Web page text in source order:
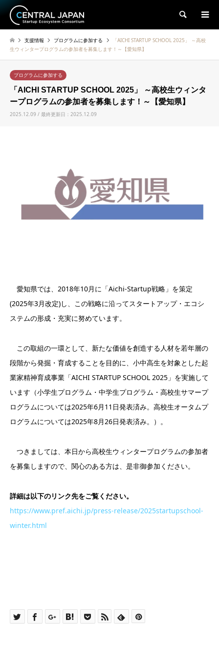
検索
支援情報 プログラムに参加する
「AICHI STARTUP SCHOOL 2025」 ～高校
生ウィンタープログラムの参加者を募集します！～【愛知県】
プログラムに参加する
「AICHI STARTUP SCHOOL 2025」 ～高校生ウィンタ
ープログラムの参加者を募集します！～【愛知県】
2025.12.09 / 最終更新日：2025.12.09
愛知県では、2018年10月に「Aichi-Startup戦略」を策定
(2025年3月改定)し、この戦略に沿ってスタートアップ・エコシ
ステムの形成・充実に努めています。
この取組の一環として、新たな価値を創造する人材を若年層の
段階から発掘・育成することを目的に、小中高生を対象とした起
業家精神育成事業「AICHI STARTUP SCHOOL 2025」を実施して
います（小学生プログラム・中学生プログラム・高校生サマープ
ログラムについては2025年6月11日発表済み。高校生オータムプ
ログラムについては2025年8月26日発表済み。）。
つきましては、本日から高校生ウィンタープログラムの参加者
を募集しますので、関心のある方は、是非御参加ください。
詳細は以下のリンク先をご覧ください。
https://www.pref.aichi.jp/press-release/2025startupschool-
winter.html